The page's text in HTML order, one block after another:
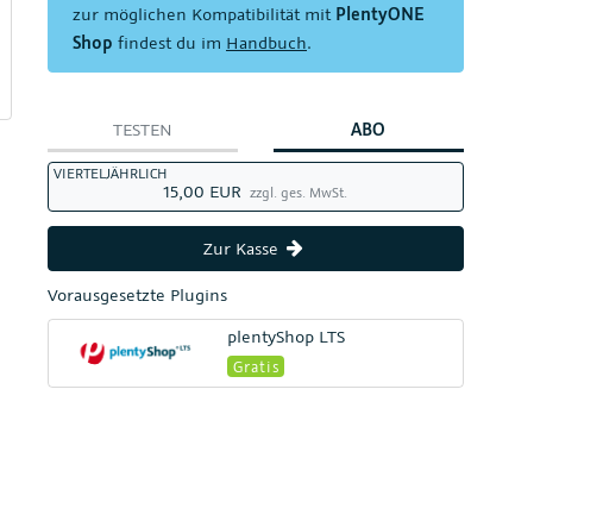
zur möglichen Kompatibilität mit PlentyONE
Shop findest du im Handbuch.
TESTEN ABO
VIERTELJÄHRLICH
15,00 EUR zzgl. ges. MwSt.
Zur Kasse
Vorausgesetzte Plugins
plentyShop LTS
Gratis